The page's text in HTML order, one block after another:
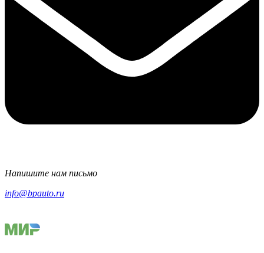
Напишите нам письмо
info@bpauto.ru